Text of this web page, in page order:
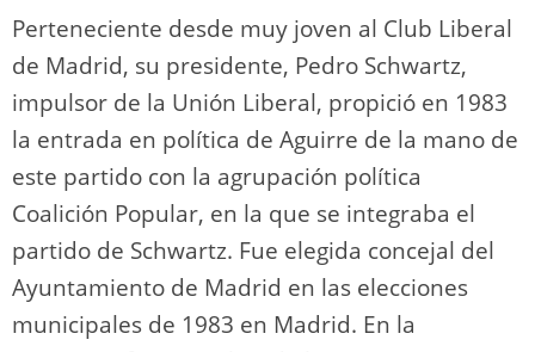
Perteneciente desde muy joven al Club Liberal
de Madrid, su presidente, Pedro Schwartz,
impulsor de la Unión Liberal, propició en 1983
la entrada en política de Aguirre de la mano de
este partido con la agrupación política
Coalición Popular, en la que se integraba el
partido de Schwartz. Fue elegida concejal del
Ayuntamiento de Madrid en las elecciones
municipales de 1983 en Madrid. En la